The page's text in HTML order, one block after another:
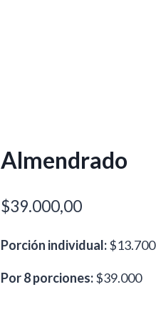
Almendrado
$39.000,00
Porción individual:$13.700
Por 8 porciones:$39.000